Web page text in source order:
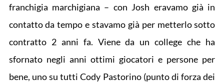
franchigia marchigiana – con Josh eravamo già in
contatto da tempo e stavamo già per metterlo sotto
contratto 2 anni fa. Viene da un college che ha
sfornato negli anni ottimi giocatori e persone per
bene, uno su tutti Cody Pastorino (punto di forza dei